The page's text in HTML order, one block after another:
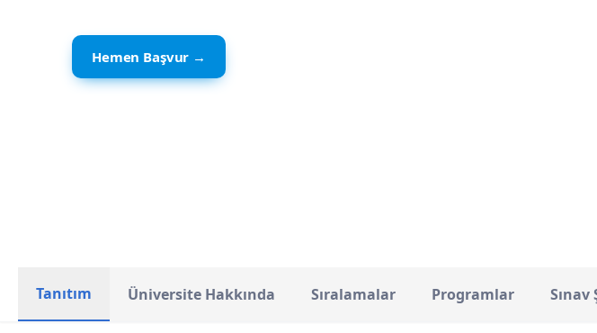
Hemen Başvur →
Tanıtım Üniversite Hakkında Sıralamalar Programlar Sınav